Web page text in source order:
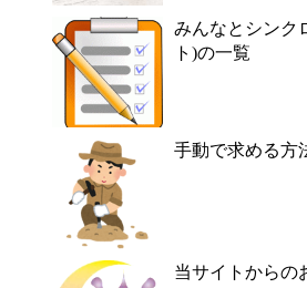
みんなとシンク
ト)の一覧
手動で求める方
当サイトからの